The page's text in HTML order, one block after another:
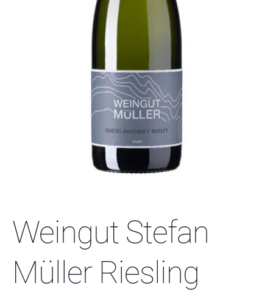
Weingut Stefan
Müller Riesling